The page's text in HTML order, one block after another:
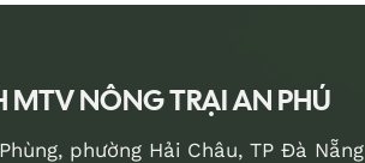
MTV NÔNG TRẠI AN PHÚ
phường Hải Châu, TP Đà Nẵng